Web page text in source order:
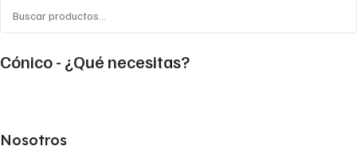
Cónico - ¿Qué necesitas?
Nosotros